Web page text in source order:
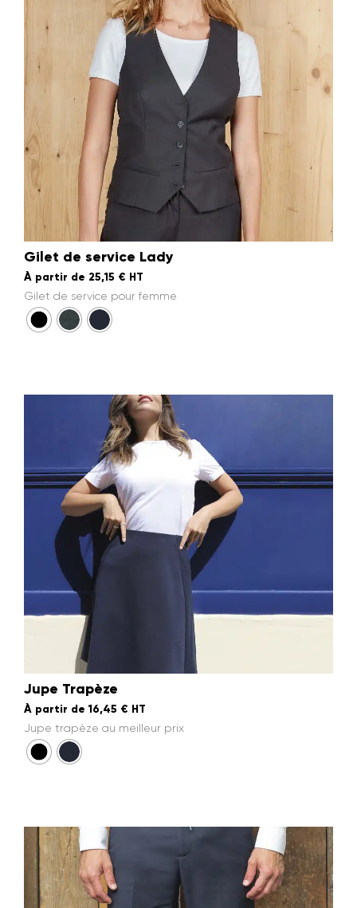
Gilet de service Lady
À partir de 25,15 € HT
Gilet de service pour femme
Jupe Trapèze
À partir de16,45 € HT
Jupe trapèze au meilleur prix